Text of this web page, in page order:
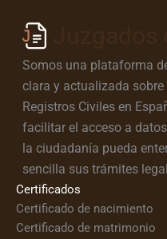
Somos una plataforma
clara y actualizada
Registros Civiles en
facilitar el acceso a
la ciudadanía pueda
sencilla sus trámites
Certificados
Certificado de nacimiento
Certificado de matrimonio